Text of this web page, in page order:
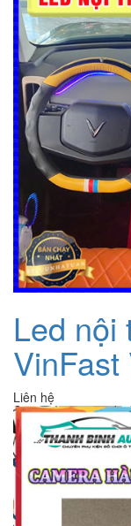
Led nội
VinFast
Liên hệ